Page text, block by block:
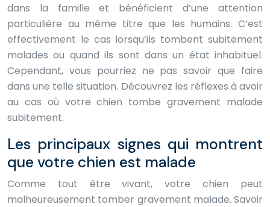
dans la famille et bénéficient d’une attention
particulière au même titre que les humains. C’est
effectivement le cas lorsqu’ils tombent subitement
malades ou quand ils sont dans un état inhabituel.
Cependant, vous pourriez ne pas savoir que faire
dans une telle situation. Découvrez les réflexes à avoir
au cas où votre chien tombe gravement malade
subitement.
Les principaux signes qui montrent
que votre chien est malade
Comme tout être vivant, votre chien peut
malheureusement tomber gravement malade. Savoir